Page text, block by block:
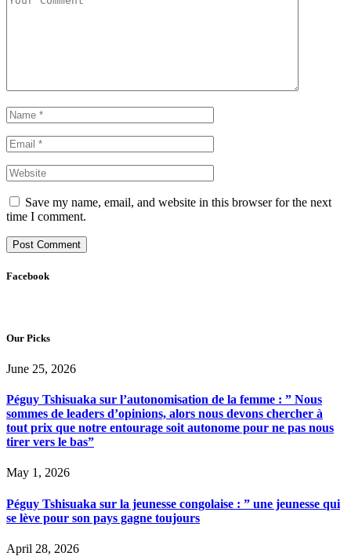
Save my name, email, and website in this browser for the next
time I comment.
Facebook
Our Picks
June 25, 2026
Péguy Tshisuaka sur l’autonomisation de la femme : ” Nous
sommes de leaders d’opinions, alors nous devons chercher à
tout prix que notre entourage soit autonome pour ne pas nous
tirer vers le bas”
May 1, 2026
Péguy Tshisuaka sur la jeunesse congolaise : ” une jeunesse qui
se lève pour son pays gagne toujours
April 28, 2026